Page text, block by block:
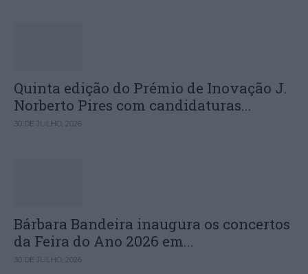
Quinta edição do Prémio de Inovação J.
Norberto Pires com candidaturas...
30 DE JULHO, 2026
Bárbara Bandeira inaugura os concertos
da Feira do Ano 2026 em...
30 DE JULHO, 2026